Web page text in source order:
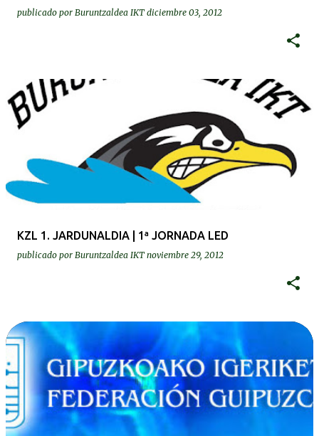
publicado por Buruntzaldea IKT diciembre 03, 2012
KZL 1. JARDUNALDIA | 1ª JORNADA LED
publicado por Buruntzaldea IKT noviembre 29, 2012